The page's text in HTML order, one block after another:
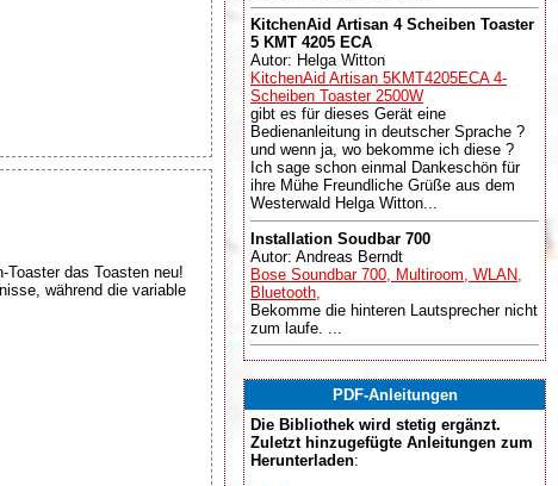
das Toasten neu!
während die variable
KitchenAid Artisan 4 Scheiben Toaster
5 KMT 4205 ECA
Autor: Helga Witton
KitchenAid Artisan 5KMT4205ECA 4-
Scheiben Toaster 2500W
gibt es für dieses Gerät eine
Bedienanleitung in deutscher Sprache ?
und wenn ja, wo bekomme ich diese ?
Ich sage schon einmal Dankeschön für
ihre Mühe Freundliche Grüße aus dem
Westerwald Helga Witton...
Installation Soudbar 700
Autor: Andreas Berndt
Bose Soundbar 700, Multiroom, WLAN,
Bluetooth,
Bekomme die hinteren Lautsprecher nicht
zum laufe. ...
PDF-Anleitungen
Die Bibliothek wird stetig ergänzt.
Zuletzt hinzugefügte Anleitungen zum
Herunterladen: